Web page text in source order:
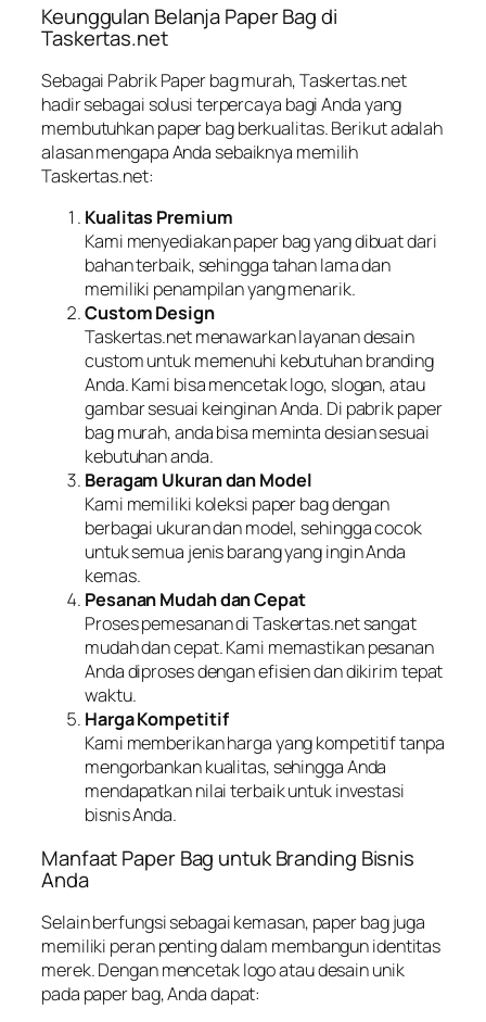
Keunggulan Belanja Paper Bag di
Taskertas.net
Sebagai Pabrik Paper bag murah, Taskertas.net
hadir sebagai solusi terpercaya bagi Anda yang
membutuhkan paper bag berkualitas. Berikut adalah
alasan mengapa Anda sebaiknya memilih
Taskertas.net:
Kualitas Premium
Kami menyediakan paper bag yang dibuat dari
bahan terbaik, sehingga tahan lama dan
memiliki penampilan yang menarik.
Custom Design
Taskertas.net menawarkan layanan desain
custom untuk memenuhi kebutuhan branding
Anda. Kami bisa mencetak logo, slogan, atau
gambar sesuai keinginan Anda. Di pabrik paper
bag murah, anda bisa meminta desian sesuai
kebutuhan anda.
Beragam Ukuran dan Model
Kami memiliki koleksi paper bag dengan
berbagai ukuran dan model, sehingga cocok
untuk semua jenis barang yang ingin Anda
kemas.
Pesanan Mudah dan Cepat
Proses pemesanan di Taskertas.net sangat
mudah dan cepat. Kami memastikan pesanan
Anda diproses dengan efisien dan dikirim tepat
waktu.
Harga Kompetitif
Kami memberikan harga yang kompetitif tanpa
mengorbankan kualitas, sehingga Anda
mendapatkan nilai terbaik untuk investasi
bisnis Anda.
Manfaat Paper Bag untuk Branding Bisnis
Anda
Selain berfungsi sebagai kemasan, paper bag juga
memiliki peran penting dalam membangun identitas
merek. Dengan mencetak logo atau desain unik
pada paper bag, Anda dapat: